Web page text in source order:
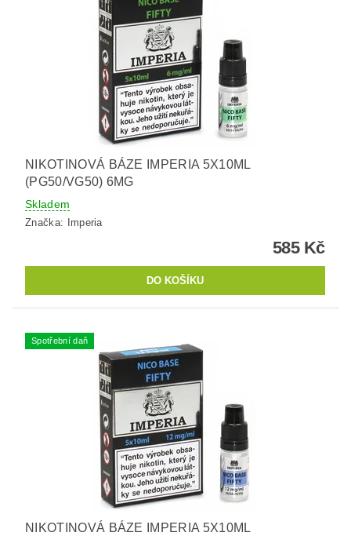
NIKOTINOVÁ BÁZE IMPERIA 5X10ML
(PG50/VG50) 6MG
Skladem
Značka: Imperia
585 Kč
Spotřební daň
NIKOTINOVÁ BÁZE IMPERIA 5X10ML